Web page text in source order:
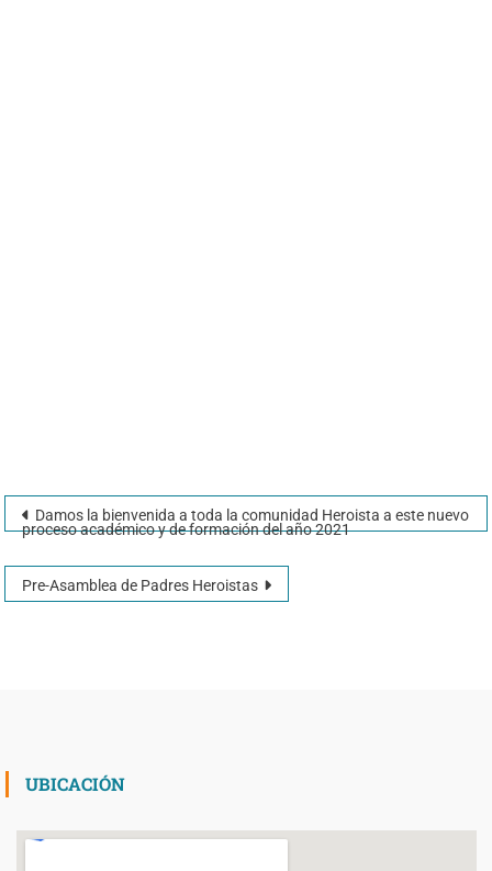
Damos la bienvenida a toda la comunidad Heroista a este nuevo
proceso académico y de formación del año 2021
Pre-Asamblea de Padres Heroistas
UBICACIÓN